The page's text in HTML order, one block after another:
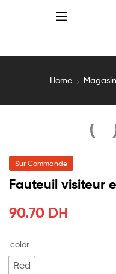
Home Magasin
Sur Commande
Fauteuil visiteur
90.70 DH
color
Red